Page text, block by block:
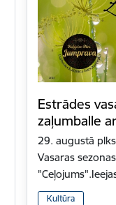
Estrādes
zaļumballe
29. augustā
Vasaras
Kultūra